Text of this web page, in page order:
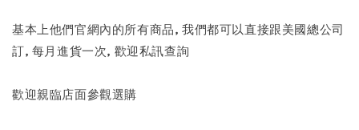
基本上他們官網內的所有商品, 我們都可以直接跟美國總公司
訂, 每月進貨一次, 歡迎私訊查詢
歡迎親臨店面參觀選購